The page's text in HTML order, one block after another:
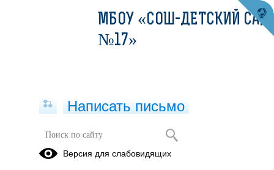
Важная информация по вопросам
профилактики новой
МБОУ «СОШ-ДЕТСКИЙ САД
№17»
Написать письмо
Версия для слабовидящих